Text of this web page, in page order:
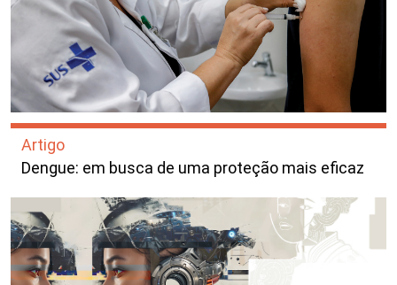
Artigo
Dengue: em busca de uma proteção mais eficaz